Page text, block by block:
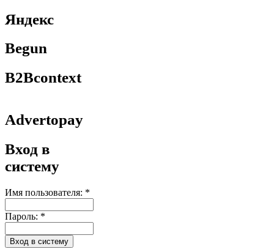
Яндекс
Begun
B2Bcontext
Advertopay
Вход в
систему
Имя пользователя: *
Пароль: *